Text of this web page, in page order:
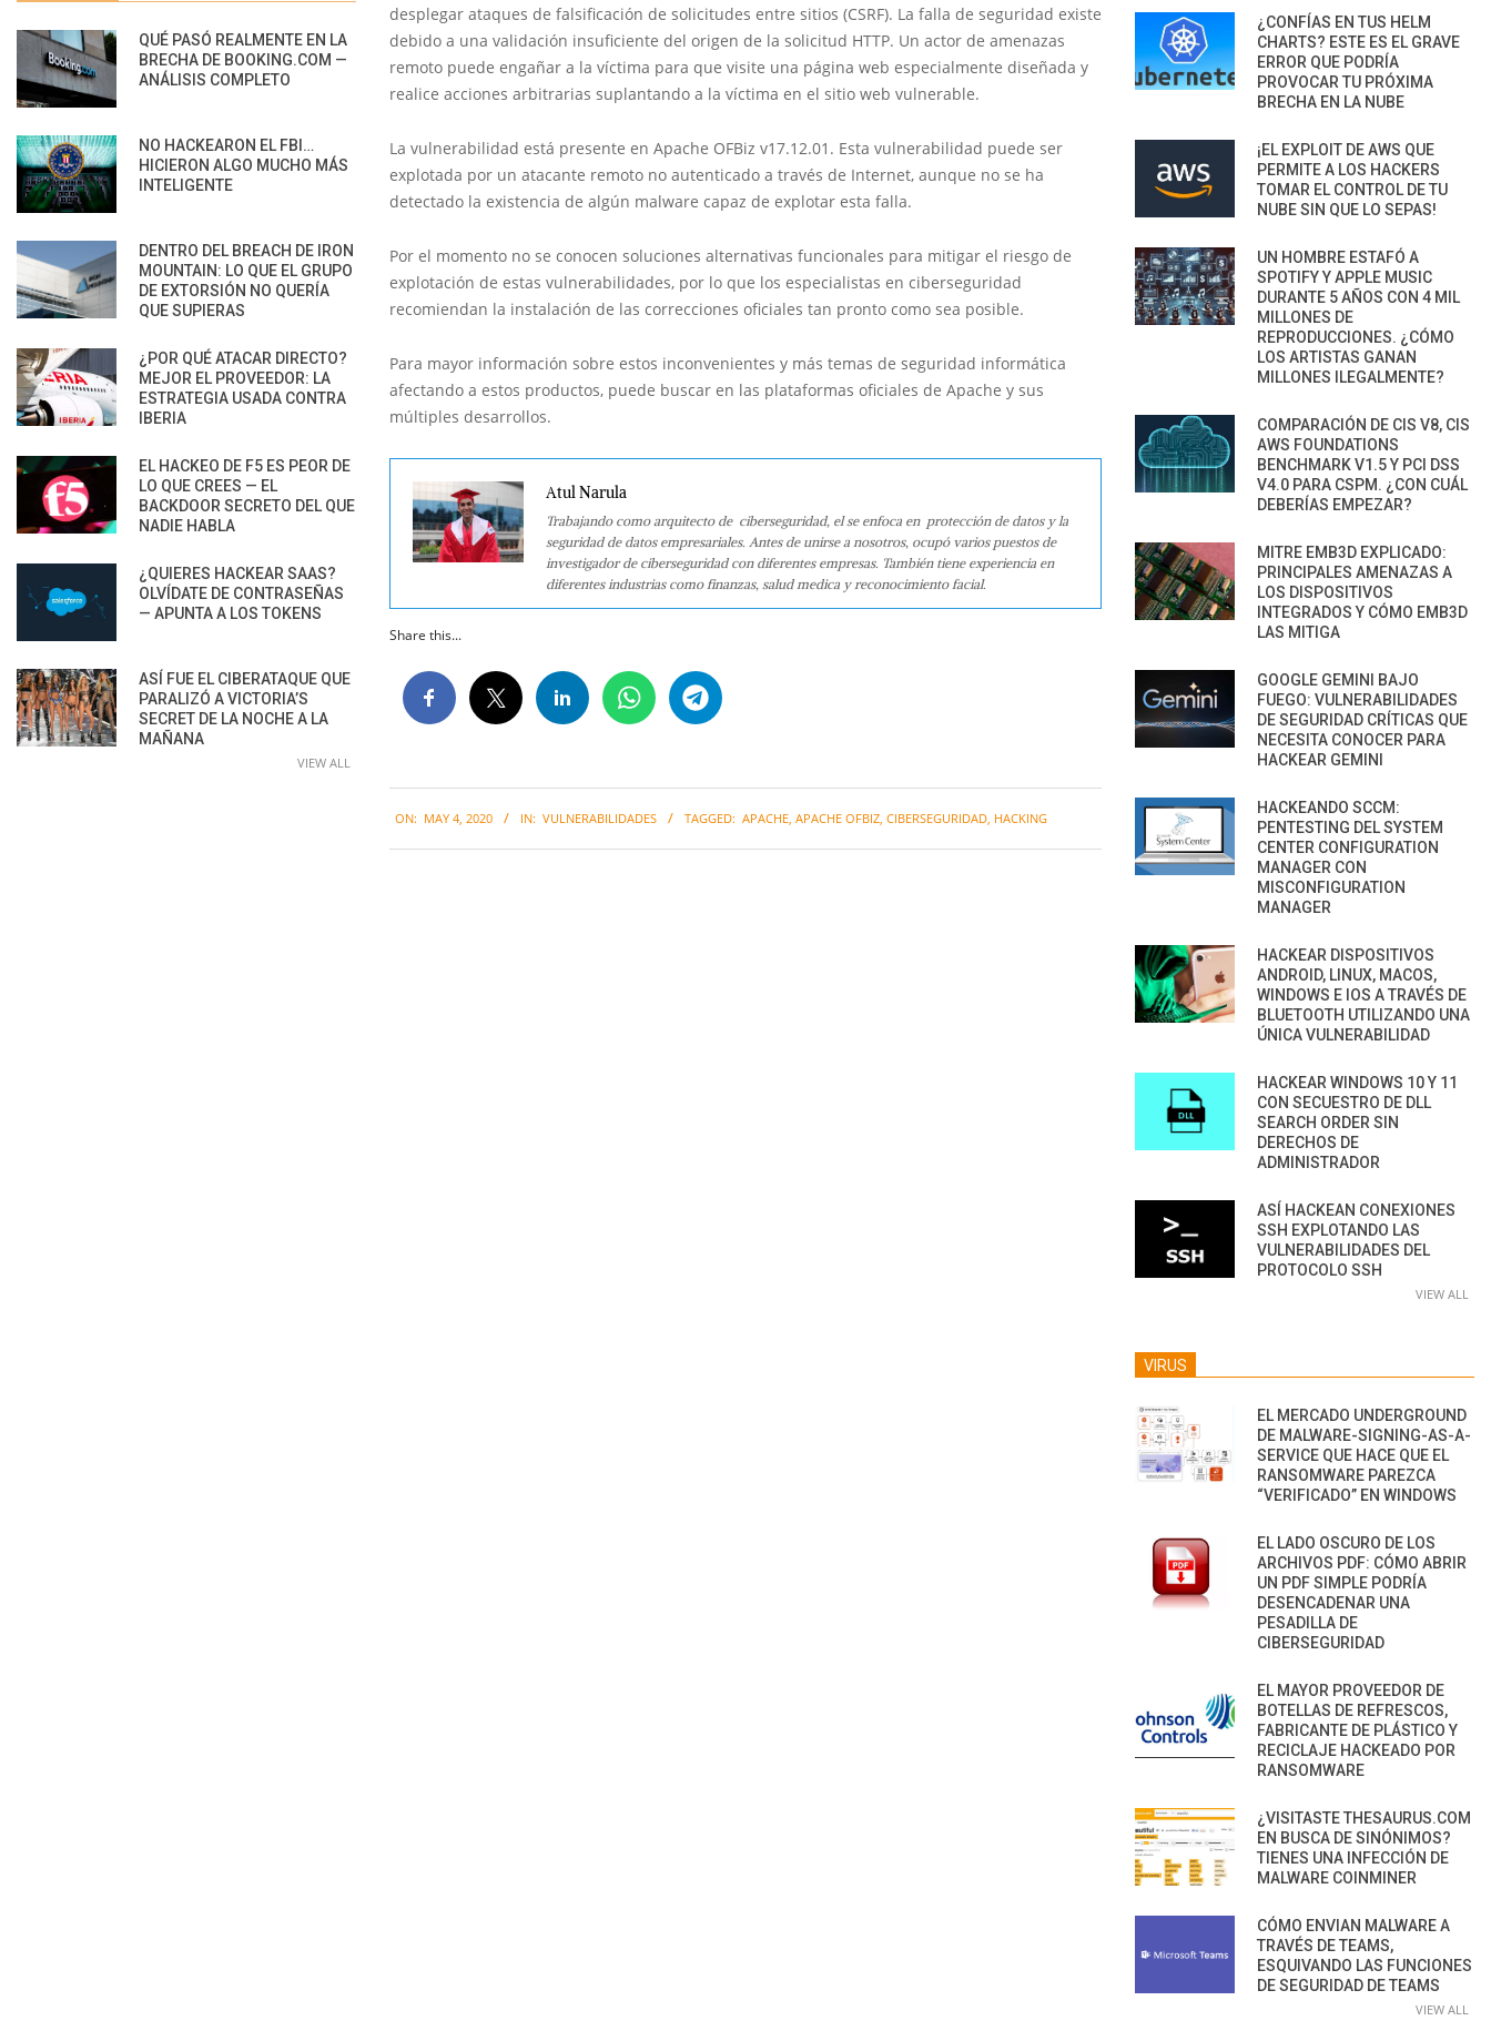
desplegar ataques de falsificación de solicitudes entre sitios (CSRF). La falla de seguridad existe
debido a una validación insuficiente del origen de la solicitud HTTP. Un actor de amenazas
remoto puede engañar a la víctima para que visite una página web especialmente diseñada y
realice acciones arbitrarias suplantando a la víctima en el sitio web vulnerable.
La vulnerabilidad está presente en Apache OFBiz v17.12.01. Esta vulnerabilidad puede ser
explotada por un atacante remoto no autenticado a través de Internet, aunque no se ha
detectado la existencia de algún malware capaz de explotar esta falla.
Por el momento no se conocen soluciones alternativas funcionales para mitigar el riesgo de
explotación de estas vulnerabilidades, por lo que los especialistas en ciberseguridad
recomiendan la instalación de las correcciones oficiales tan pronto como sea posible.
Para mayor información sobre estos inconvenientes y más temas de seguridad informática
afectando a estos productos, puede buscar en las plataformas oficiales de Apache y sus
múltiples desarrollos.
Atul Narula
Trabajando como arquitecto de ciberseguridad, el se enfoca en protección de datos y la
seguridad de datos empresariales. Antes de unirse a nosotros, ocupó varios puestos de
investigador de ciberseguridad con diferentes empresas. También tiene experiencia en
diferentes industrias como finanzas, salud medica y reconocimiento facial.
Share this...
05-
04
ON: MAY 4, 2020 IN: VULNERABILIDADES TAGGED: APACHE, APACHE OFBIZ, CIBERSEGURIDAD, HACKING
QUÉ PASÓ REALMENTE EN LA
BRECHA DE BOOKING.COM —
ANÁLISIS COMPLETO
NO HACKEARON EL FBI…
HICIERON ALGO MUCHO MÁS
INTELIGENTE
DENTRO DEL BREACH DE IRON
MOUNTAIN: LO QUE EL GRUPO
DE EXTORSIÓN NO QUERÍA
QUE SUPIERAS
¿POR QUÉ ATACAR DIRECTO?
MEJOR EL PROVEEDOR: LA
ESTRATEGIA USADA CONTRA
IBERIA
EL HACKEO DE F5 ES PEOR DE
LO QUE CREES — EL
BACKDOOR SECRETO DEL QUE
NADIE HABLA
¿QUIERES HACKEAR SAAS?
OLVÍDATE DE CONTRASEÑAS
— APUNTA A LOS TOKENS
ASÍ FUE EL CIBERATAQUE QUE
PARALIZÓ A VICTORIA’S
SECRET DE LA NOCHE A LA
MAÑANA
VIEW ALL
¿CONFÍAS EN TUS HELM
CHARTS? ESTE ES EL GRAVE
ERROR QUE PODRÍA
PROVOCAR TU PRÓXIMA
BRECHA EN LA NUBE
¡EL EXPLOIT DE AWS QUE
PERMITE A LOS HACKERS
TOMAR EL CONTROL DE TU
NUBE SIN QUE LO SEPAS!
UN HOMBRE ESTAFÓ A
SPOTIFY Y APPLE MUSIC
DURANTE 5 AÑOS CON 4 MIL
MILLONES DE
REPRODUCCIONES. ¿CÓMO
LOS ARTISTAS GANAN
MILLONES ILEGALMENTE?
COMPARACIÓN DE CIS V8, CIS
AWS FOUNDATIONS
BENCHMARK V1.5 Y PCI DSS
V4.0 PARA CSPM. ¿CON CUÁL
DEBERÍAS EMPEZAR?
MITRE EMB3D EXPLICADO:
PRINCIPALES AMENAZAS A
LOS DISPOSITIVOS
INTEGRADOS Y CÓMO EMB3D
LAS MITIGA
GOOGLE GEMINI BAJO
FUEGO: VULNERABILIDADES
DE SEGURIDAD CRÍTICAS QUE
NECESITA CONOCER PARA
HACKEAR GEMINI
HACKEANDO SCCM:
PENTESTING DEL SYSTEM
CENTER CONFIGURATION
MANAGER CON
MISCONFIGURATION
MANAGER
HACKEAR DISPOSITIVOS
ANDROID, LINUX, MACOS,
WINDOWS E IOS A TRAVÉS DE
BLUETOOTH UTILIZANDO UNA
ÚNICA VULNERABILIDAD
HACKEAR WINDOWS 10 Y 11
CON SECUESTRO DE DLL
SEARCH ORDER SIN
DERECHOS DE
ADMINISTRADOR
ASÍ HACKEAN CONEXIONES
SSH EXPLOTANDO LAS
VULNERABILIDADES DEL
PROTOCOLO SSH
VIEW ALL
VIRUS
EL MERCADO UNDERGROUND
DE MALWARE-SIGNING-AS-A-
SERVICE QUE HACE QUE EL
RANSOMWARE PAREZCA
“VERIFICADO” EN WINDOWS
EL LADO OSCURO DE LOS
ARCHIVOS PDF: CÓMO ABRIR
UN PDF SIMPLE PODRÍA
DESENCADENAR UNA
PESADILLA DE
CIBERSEGURIDAD
EL MAYOR PROVEEDOR DE
BOTELLAS DE REFRESCOS,
FABRICANTE DE PLÁSTICO Y
RECICLAJE HACKEADO POR
RANSOMWARE
¿VISITASTE THESAURUS.COM
EN BUSCA DE SINÓNIMOS?
TIENES UNA INFECCIÓN DE
MALWARE COINMINER
CÓMO ENVIAN MALWARE A
TRAVÉS DE TEAMS,
ESQUIVANDO LAS FUNCIONES
DE SEGURIDAD DE TEAMS
VIEW ALL